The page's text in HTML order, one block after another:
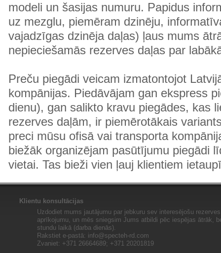
modeli un šasijas numuru. Papidus
uz mezglu, piemēram dzinēju,
vajadzīgas dzinēja daļas) ļaus mums
nepieciešamās rezerves daļas par
Preču piegādi veicam izmatontojot
kompānijas. Piedāvājam gan ekspress
dienu), gan salikto kravu piegādes, kas
rezerves daļām, ir piemērotākais
preci mūsu ofisā vai transporta
biežāk organizējam pasūtījumu piegādi
vietai. Tas bieži vien ļauj klientiem
Klientu konsultācijas
Uzdodiet mums jautājumu par jebkuru sev interesējošu
aprīkojumu, un mēs sniegsim Jums atbildi pēc iespējas ātrāk,
stundu laikā (darba dienās).
Rakstiet e-pastā: info@specteh-rd.com
Zvaniet: +371 26664689; +371 20201819